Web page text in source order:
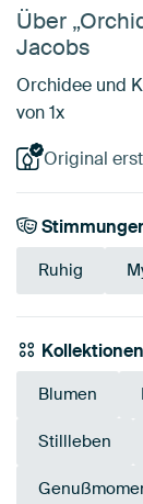
Über
Jacobs
Orchidee und
von 1x
Original
Ruhig
Kollektionen
Blumen
Stillleben